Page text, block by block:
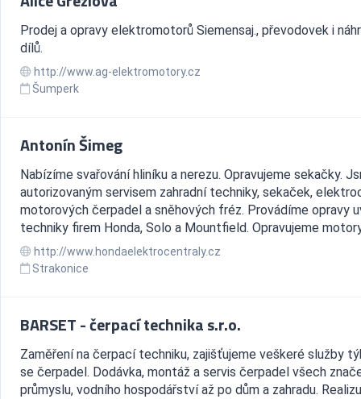
Prodej a opravy elektromotorů Siemensaj., převodovek i
dílů.
http://www.ag-elektromotory.cz
Šumperk
Antonín Šimeg
Nabízíme svařování hliníku a nerezu. Opravujeme sekačky.
autorizovaným servisem zahradní techniky, sekaček,
motorových čerpadel a sněhových fréz. Provádíme opravy
techniky firem Honda, Solo a Mountfield. Opravujeme
http://www.hondaelektrocentraly.cz
Strakonice
BARSET - čerpací technika s.r.o.
Zaměření na čerpací techniku, zajišťujeme veškeré služby
se čerpadel. Dodávka, montáž a servis čerpadel všech
průmyslu, vodního hospodářství až po dům a zahradu.